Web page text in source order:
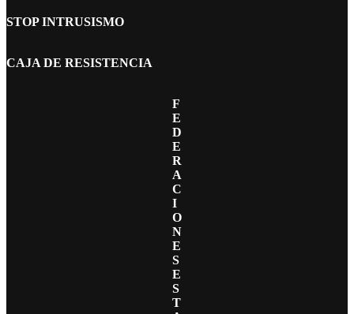
STOP INTRUSISMO
CAJA DE RESISTENCIA
F
E
D
E
R
A
C
I
O
N
E
S
E
S
T